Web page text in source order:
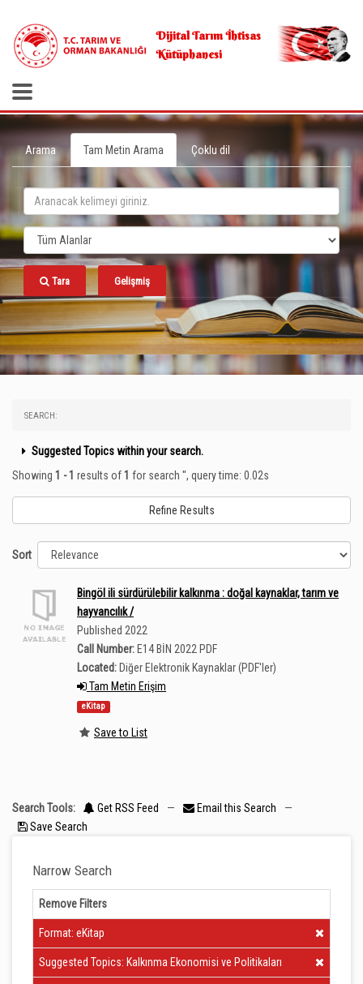
Dijital Tarım İhtisas
Kütüphanesi
Arama Tam Metin Arama Çoklu dil
Tara Gelişmiş
SEARCH:
Suggested Topics within your search.
Showing 1 - 1 results of1 for search '', query time: 0.02s
Refine Results
Sort
Bingöl ili sürdürülebilir kalkınma : doğal kaynaklar, tarım ve
hayvancılık /
Published 2022
Call Number: E14 BİN 2022 PDF
Located: Diğer Elektronik Kaynaklar (PDF'ler)
Tam Metin Erişim
eKitap
Save to List
Search Tools: Get RSS Feed — Email this Search
—
Save Search
Narrow Search
Remove Filters
Clear Filter
Format: eKitap
Clear Filter
Suggested Topics: Kalkınma Ekonomisi ve Politikaları